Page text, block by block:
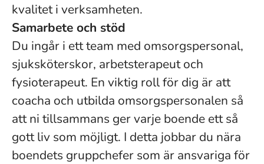
kvalitet i verksamheten.
Samarbete och stöd
Du ingår i ett team med omsorgspersonal,
sjuksköterskor, arbetsterapeut och
fysioterapeut. En viktig roll för dig är att
coacha och utbilda omsorgspersonalen så
att ni tillsammans ger varje boende ett så
gott liv som möjligt. I detta jobbar du nära
boendets gruppchefer som är ansvariga för